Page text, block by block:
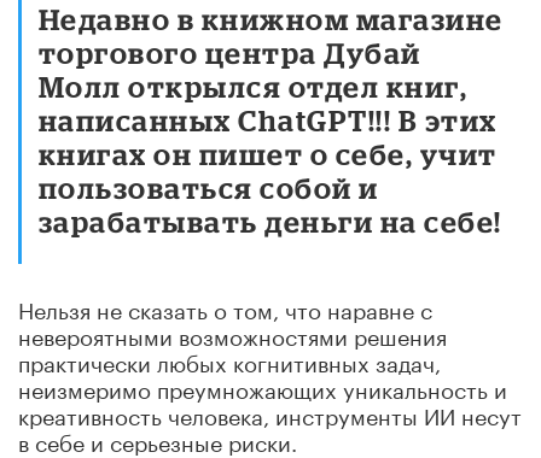
Недавно в книжном магазине
торгового центра Дубай
Молл открылся отдел книг,
написанных ChatGPT!!! В этих
книгах он пишет о себе, учит
пользоваться собой и
зарабатывать деньги на себе!
Нельзя не сказать о том, что наравне с
невероятными возможностями решения
практически любых когнитивных задач,
неизмеримо преумножающих уникальность и
креативность человека, инструменты ИИ несут
в себе и серьезные риски.